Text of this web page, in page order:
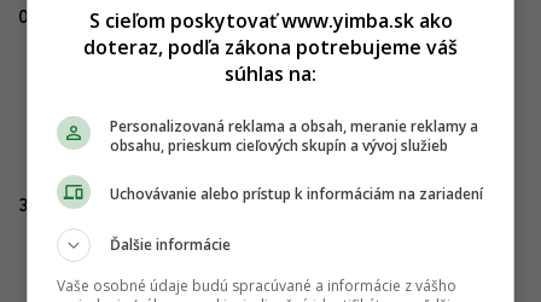
04.12.2022
31.01.2023
S cieľom poskytovať www.yimba.sk ako
doteraz, podľa zákona potrebujeme váš
súhlas na:
Personalizovaná reklama a obsah, meranie reklamy a
obsahu, prieskum cieľových skupín a vývoj služieb
Uchovávanie alebo prístup k informáciám na zariadení
Ďalšie informácie
Vaše osobné údaje budú spracúvané a informácie z vášho